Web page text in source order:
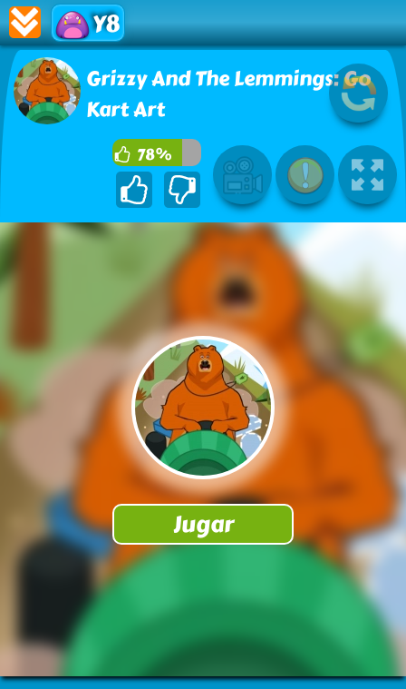
Y8
Grizzy And The Lemmings: Go
Kart Art
78%